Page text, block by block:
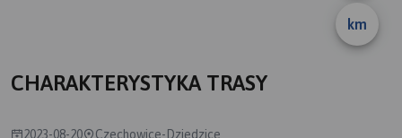
km
CHARAKTERYSTYKA TRASY
2023-08-20 Czechowice-Dziedzice